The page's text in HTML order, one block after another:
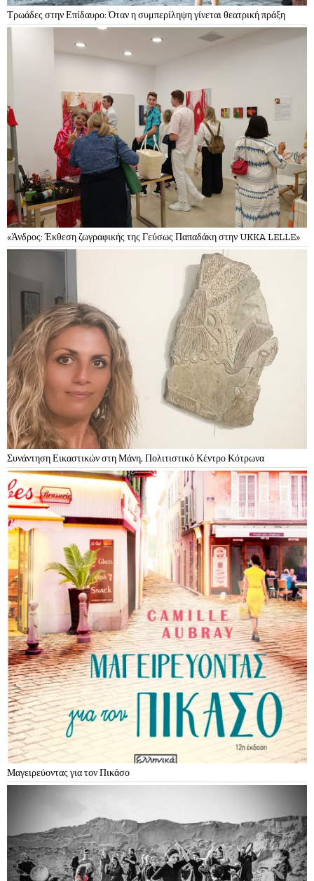
Τρωάδες στην Επίδαυρο: Όταν η συμπερίληψη γίνεται θεατρική πράξη
«Άνδρος: Έκθεση ζωγραφικής της Γεύσως Παπαδάκη στην UKKA LELLE»
Συνάντηση Εικαστικών στη Μάνη, Πολιτιστικό Κέντρο Κότρωνα
Μαγειρεύοντας για τον Πικάσο